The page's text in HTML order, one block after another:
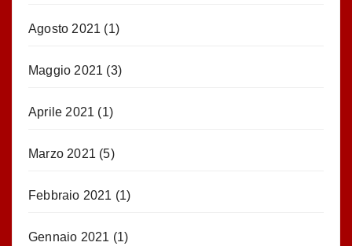
Agosto 2021 (1)
Maggio 2021 (3)
Aprile 2021 (1)
Marzo 2021 (5)
Febbraio 2021 (1)
Gennaio 2021 (1)